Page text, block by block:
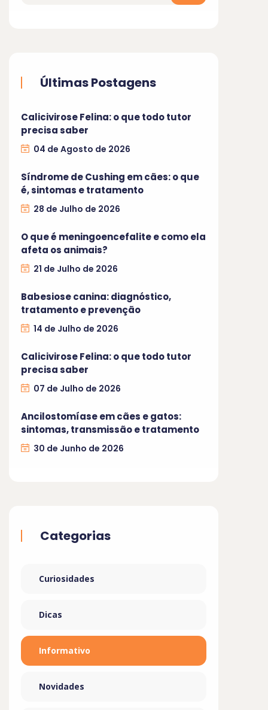
Últimas Postagens
Calicivirose Felina: o que todo tutor
precisa saber
04 de Agosto de 2026
Síndrome de Cushing em cães: o que
é, sintomas e tratamento
28 de Julho de 2026
O que é meningoencefalite e como ela
afeta os animais?
21 de Julho de 2026
Babesiose canina: diagnóstico,
tratamento e prevenção
14 de Julho de 2026
Calicivirose Felina: o que todo tutor
precisa saber
07 de Julho de 2026
Ancilostomíase em cães e gatos:
sintomas, transmissão e tratamento
30 de Junho de 2026
Categorias
Curiosidades
Dicas
Informativo
Novidades